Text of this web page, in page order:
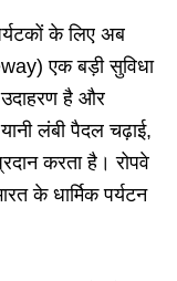
के लिए अब
एक बड़ी सुविधा
है और
लंबी पैदल चढ़ाई,
करता है। रोपवे
के धार्मिक पर्यटन